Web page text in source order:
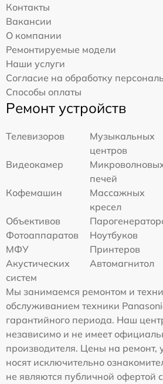
Контакты
Вакансии
О компании
Ремонтируемые модели
Наши услуги
Согласие на обработку
Способы оплаты
Ремонт устройств
Телевизоров
Музыкальных
центров
Видеокамер
печей
Кофемашин
Массажных
кресел
Объективов
Фотоаппаратов
Ноутбуков
МФУ
Принтеров
Акустических
систем
Автомагнитол
Мы занимаемся ремонтом и
обслуживанием техники
гарантийного периода. Наш
независимо и не имеет
производителя. Цены на ремонт,
носят исключительно
не являются публичной офертой